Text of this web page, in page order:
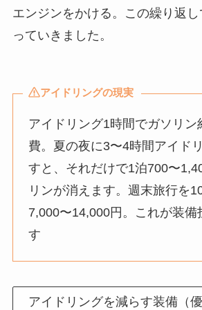
エンジンをかける。この繰り返
っていきました。
アイドリングの現実
アイドリング1時間でガソリン
費。夏の夜に3〜4時間アイド
すと、それだけで1泊700〜
リンが消えます。週末旅行を
7,000〜14,000円。これが装備
す
アイドリングを減らす装備（優